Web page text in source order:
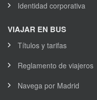
Identidad corporativa
VIAJAR EN BUS
Títulos y tarifas
Reglamento de viajeros
Navega por Madrid